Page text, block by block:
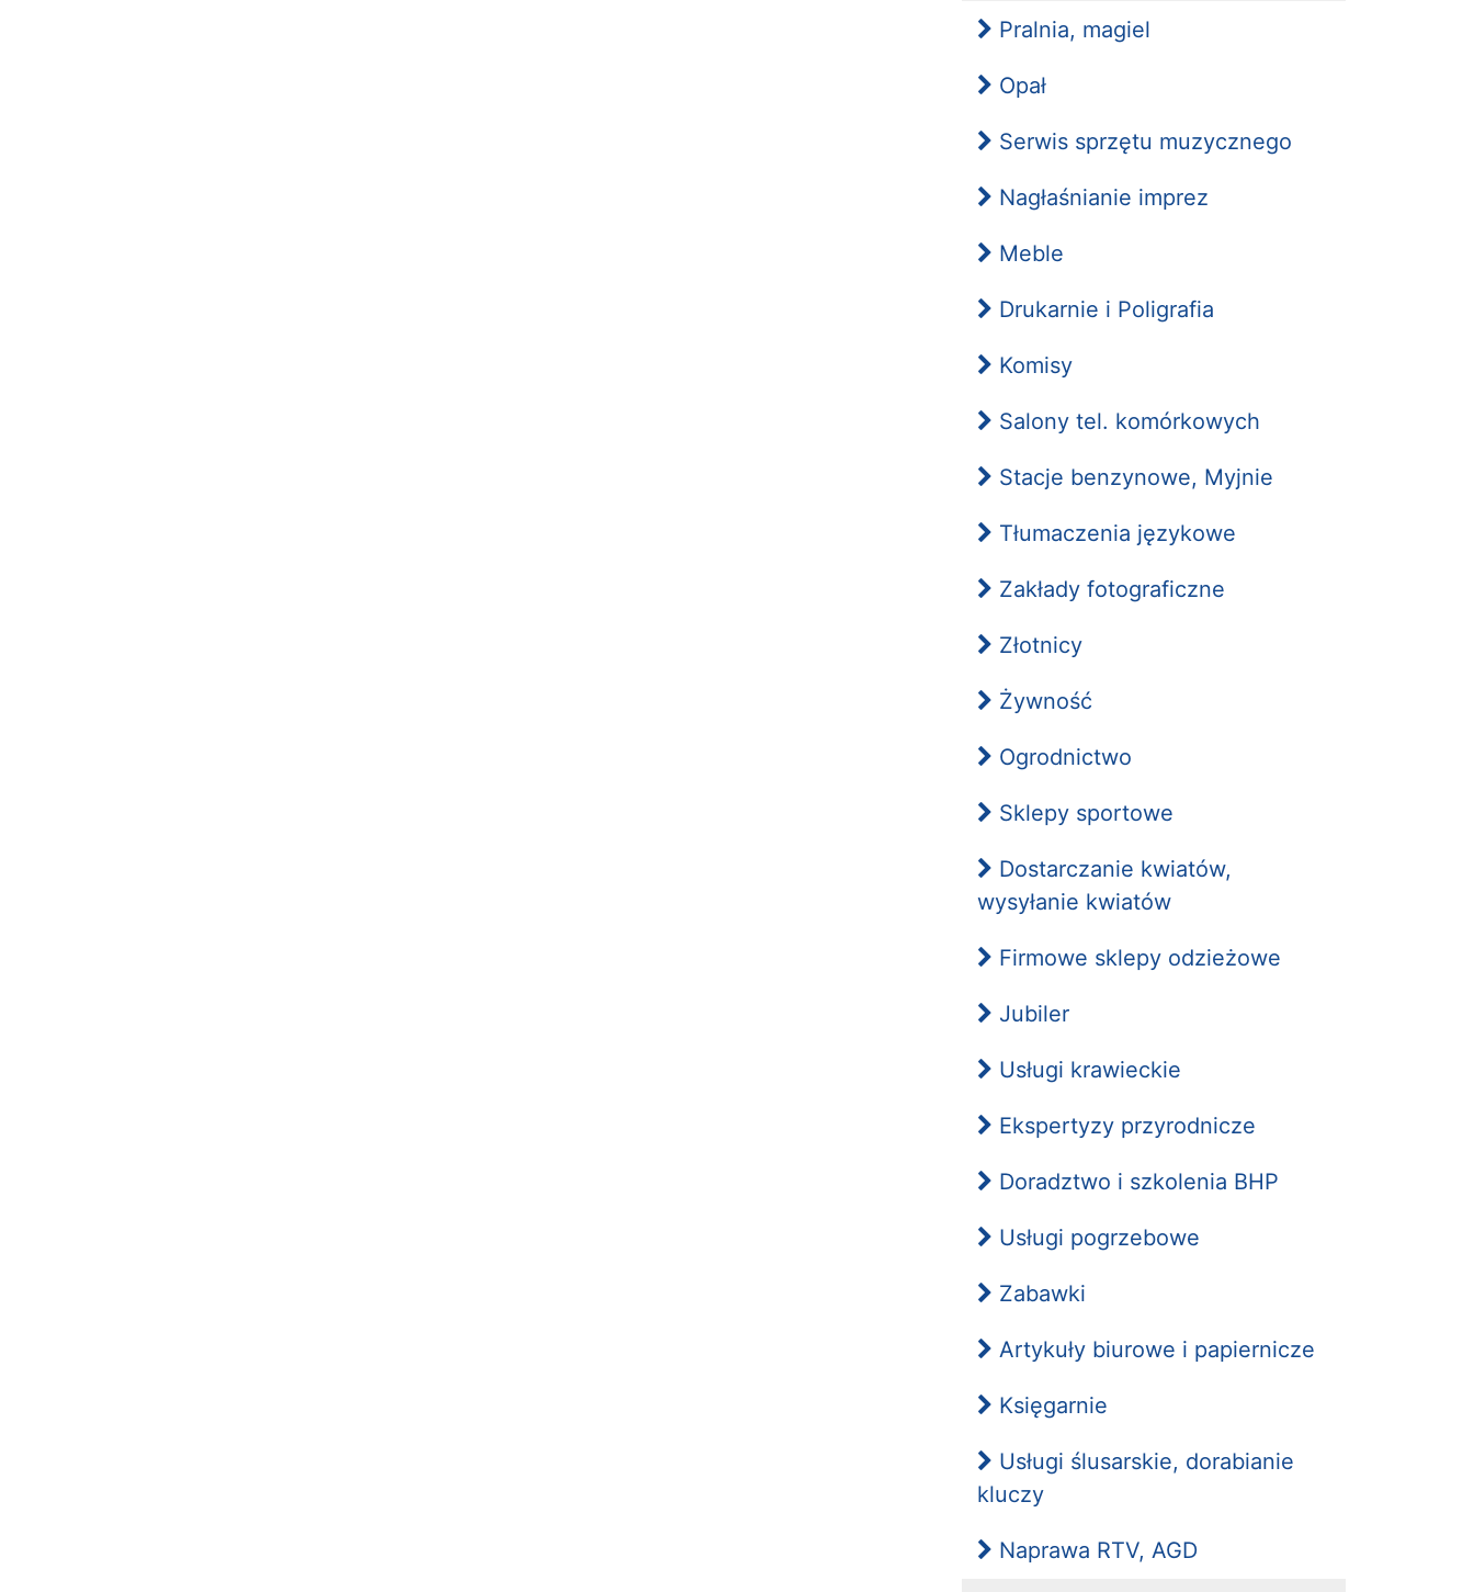
Pralnia, magiel
Opał
Serwis sprzętu muzycznego
Nagłaśnianie imprez
Meble
Drukarnie i Poligrafia
Komisy
Salony tel. komórkowych
Stacje benzynowe, Myjnie
Tłumaczenia językowe
Zakłady fotograficzne
Złotnicy
Żywność
Ogrodnictwo
Sklepy sportowe
Dostarczanie kwiatów,
wysyłanie kwiatów
Firmowe sklepy odzieżowe
Jubiler
Usługi krawieckie
Ekspertyzy przyrodnicze
Doradztwo i szkolenia BHP
Usługi pogrzebowe
Zabawki
Artykuły biurowe i papiernicze
Księgarnie
Usługi ślusarskie, dorabianie
kluczy
Naprawa RTV, AGD